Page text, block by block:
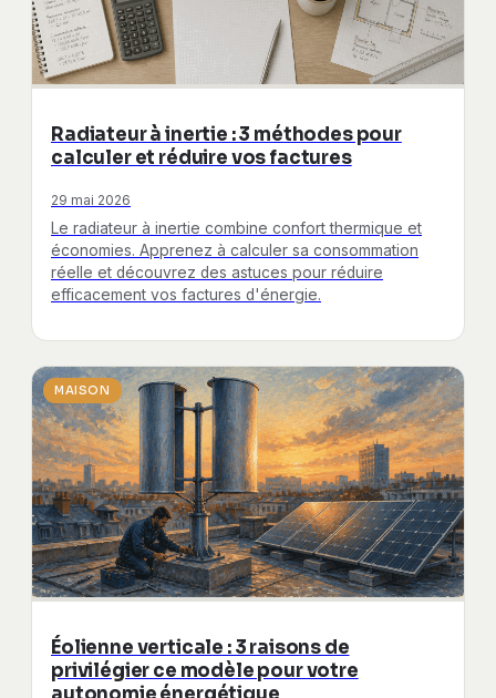
Radiateur à inertie : 3 méthodes pour
calculer et réduire vos factures
29 mai 2026
Le radiateur à inertie combine confort thermique et
économies. Apprenez à calculer sa consommation
réelle et découvrez des astuces pour réduire
efficacement vos factures d'énergie.
MAISON
Éolienne verticale : 3 raisons de
privilégier ce modèle pour votre